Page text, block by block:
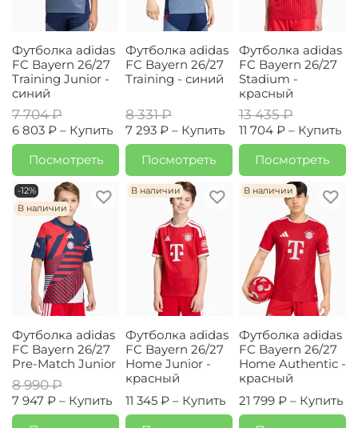
Футболка adidas
FC Bayern 26/27
Training Junior -
синий
7 704 ₽
6 803 ₽ – Купить
Посмотреть
Футболка adidas
FC Bayern 26/27
Training - синий
8 331 ₽
7 293 ₽ – Купить
Посмотреть
Футболка adidas
FC Bayern 26/27
Stadium -
красный
13 435 ₽
11 704 ₽ – Купить
Посмотреть
-12%
В наличии
Футболка adidas
FC Bayern 26/27
Pre-Match Junior
8 990 ₽
7 947 ₽ – Купить
В наличии
Футболка adidas
FC Bayern 26/27
Home Junior -
красный
11 345 ₽ – Купить
В наличии
Футболка adidas
FC Bayern 26/27
Home Authentic -
красный
21 799 ₽ – Купить